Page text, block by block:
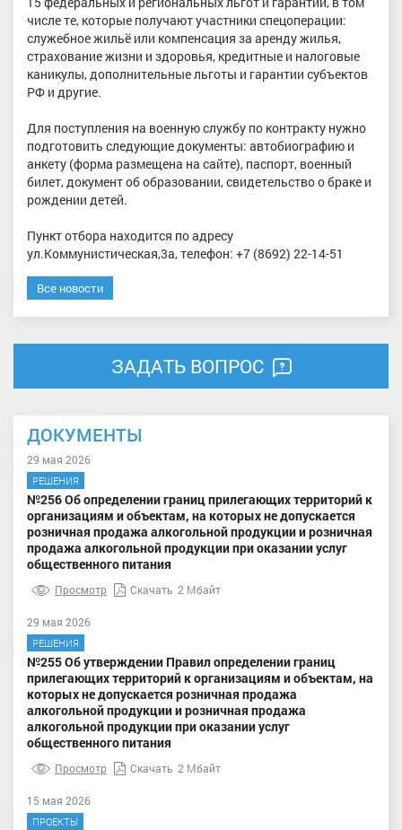
числе те, которые получают участники спецоперации:
служебное жильё или компенсация за аренду жилья,
страхование жизни и здоровья, кредитные и налоговые
каникулы, дополнительные льготы и гарантии субъектов
РФ и другие.
Для поступления на военную службу по контракту нужно
подготовить следующие документы: автобиографию и
анкету (форма размещена на сайте), паспорт, военный
билет, документ об образовании, свидетельство о браке и
рождении детей.
Пункт отбора находится по адресу
ул.Коммунистическая,3а, телефон: +7 (8692) 22-14-51
Все новости
ЗАДАТЬ ВОПРОС
ДОКУМЕНТЫ
29 мая 2026
РЕШЕНИЯ
№256 Об определении границ прилегающих территорий к
организациям и объектам, на которых не допускается
розничная продажа алкогольной продукции и розничная
продажа алкогольной продукции при оказании услуг
общественного питания
Просмотр Скачать 2 Мбайт
29 мая 2026
РЕШЕНИЯ
№255 Об утверждении Правил определении границ
прилегающих территорий к организациям и объектам, на
которых не допускается розничная продажа
алкогольной продукции и розничная продажа
алкогольной продукции при оказании услуг
общественного питания
Просмотр Скачать 2 Мбайт
15 мая 2026
ПРОЕКТЫ